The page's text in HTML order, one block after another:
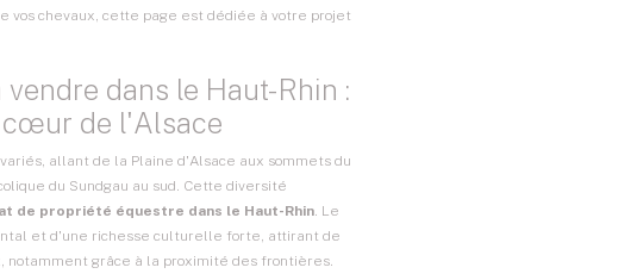
chevaux, cette page est dédiée à votre projet
dans le Haut-Rhin :
cœur de l'Alsace
allant de la Plaine d'Alsace aux sommets du
du Sundgau au sud. Cette diversité
de propriété équestre dans le Haut-Rhin . Le
et d'une richesse culturelle forte, attirant de
grâce à la proximité des frontières.